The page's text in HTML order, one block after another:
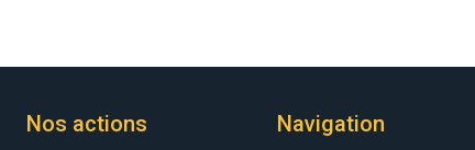
Nos actions Navigation